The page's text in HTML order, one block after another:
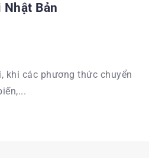
Bản
khi các phương thức chuyển